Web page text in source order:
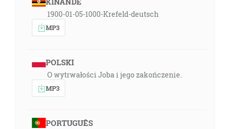
1900-01-05-1000-Krefeld-deutsch
MP3
POLSKI
O wytrwałości Joba i jego zakończenie.
MP3
PORTUGUÊS